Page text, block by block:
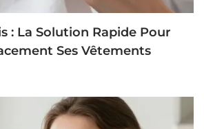
: La Solution Rapide Pour
Ses Vêtements